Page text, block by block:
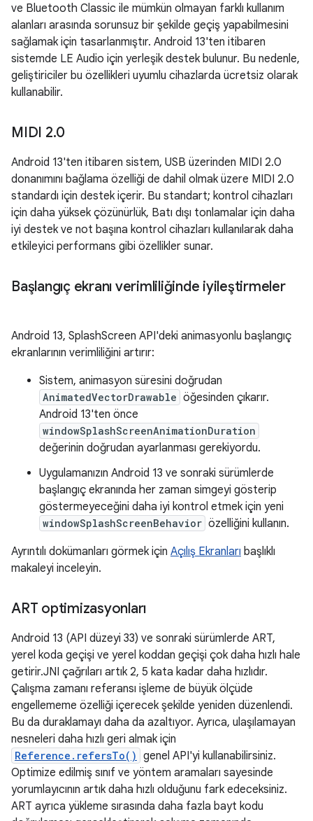
ve Bluetooth Classic ile mümkün olmayan farklı kullanım
alanları arasında sorunsuz bir şekilde geçiş yapabilmesini
sağlamak için tasarlanmıştır. Android 13'ten itibaren
sistemde LE Audio için yerleşik destek bulunur. Bu nedenle,
geliştiriciler bu özellikleri uyumlu cihazlarda ücretsiz olarak
kullanabilir.
MIDI 2.0
Android 13'ten itibaren sistem, USB üzerinden MIDI 2.0
donanımını bağlama özelliği de dahil olmak üzere MIDI 2.0
standardı için destek içerir. Bu standart; kontrol cihazları
için daha yüksek çözünürlük, Batı dışı tonlamalar için daha
iyi destek ve not başına kontrol cihazları kullanılarak daha
etkileyici performans gibi özellikler sunar.
Başlangıç ekranı verimliliğinde iyileştirmeler
Android 13, SplashScreen API'deki animasyonlu başlangıç
ekranlarının verimliliğini artırır:
Sistem, animasyon süresini doğrudan
AnimatedVectorDrawable öğesinden çıkarır.
Android 13'ten önce
windowSplashScreenAnimationDuration
değerinin doğrudan ayarlanması gerekiyordu.
Uygulamanızın Android 13 ve sonraki sürümlerde
başlangıç ekranında her zaman simgeyi gösterip
göstermeyeceğini daha iyi kontrol etmek için yeni
windowSplashScreenBehavior özelliğini kullanın.
Ayrıntılı dokümanları görmek için Açılış Ekranları başlıklı
makaleyi inceleyin.
ART optimizasyonları
Android 13 (API düzeyi 33) ve sonraki sürümlerde ART,
yerel koda geçişi ve yerel koddan geçişi çok daha hızlı hale
getirir.JNI çağrıları artık 2, 5 kata kadar daha hızlıdır.
Çalışma zamanı referansı işleme de büyük ölçüde
engellememe özelliği içerecek şekilde yeniden düzenlendi.
Bu da duraklamayı daha da azaltıyor. Ayrıca, ulaşılamayan
nesneleri daha hızlı geri almak için
Reference.refersTo() genel API'yi kullanabilirsiniz.
Optimize edilmiş sınıf ve yöntem aramaları sayesinde
yorumlayıcının artık daha hızlı olduğunu fark edeceksiniz.
ART ayrıca yükleme sırasında daha fazla bayt kodu